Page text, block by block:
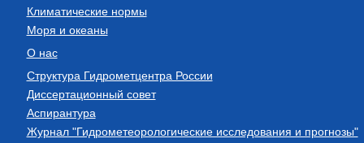
Климатические нормы
Моря и океаны
О нас
Структура Гидрометцентра России
Диссертационный совет
Аспирантура
Журнал "Гидрометеорологические исследования и прогнозы"